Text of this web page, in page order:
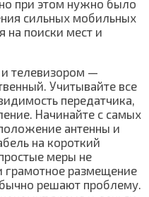
при этом нужно было
сильных мобильных
на поиски мест и
телевизором —
Учитывайте все
передатчика,
Начинайте с самых
антенны и
на короткий
меры не
грамотное размещение
решают проблему.